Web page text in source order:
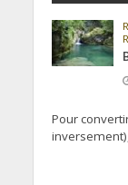
Pour